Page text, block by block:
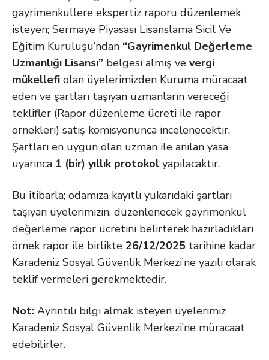
gayrimenkullere ekspertiz raporu düzenlemek
isteyen; Sermaye Piyasası Lisanslama Sicil Ve
Eğitim Kuruluşu’ndan “Gayrimenkul Değerleme
Uzmanlığı Lisansı” belgesi almış ve vergi
mükellefi olan üyelerimizden Kuruma müracaat
eden ve şartları taşıyan uzmanların vereceği
teklifler (Rapor düzenleme ücreti ile rapor
örnekleri) satış komisyonunca incelenecektir.
Şartları en uygun olan uzman ile anılan yasa
uyarınca 1 (bir) yıllık protokol yapılacaktır.
Bu itibarla; odamıza kayıtlı yukarıdaki şartları
taşıyan üyelerimizin, düzenlenecek gayrimenkul
değerleme rapor ücretini belirterek hazırladıkları
örnek rapor ile birlikte 26/12/2025 tarihine kadar
Karadeniz Sosyal Güvenlik Merkezi’ne yazılı olarak
teklif vermeleri gerekmektedir.
Not: Ayrıntılı bilgi almak isteyen üyelerimiz
Karadeniz Sosyal Güvenlik Merkezi’ne müracaat
edebilirler.